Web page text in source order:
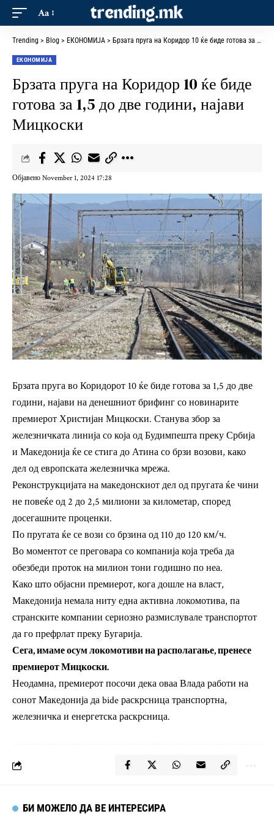
Aa
Trending > Blog > ЕКОНОМИЈА > Брзата пруга на Коридор 10 ќе биде готова за 1,5 до две години, најави Мицкоски
ЕКОНОМИЈА
Брзата пруга на Коридор 10 ќе биде
готова за 1,5 до две години, најави
Мицкоски
Објавено November 1, 2024 17:28
Брзата пруга во Коридорот 10 ќе биде готова за 1,5 до две
години, најави на денешниот брифинг со новинарите
премиерот Христијан Мицкоски. Станува збор за
железничката линија со која од Будимпешта преку Србија
и Македонија ќе се стига до Атина со брзи возови, како
дел од европската железничка мрежа.
Реконструкцијата на македонскиот дел од пругата ќе чини
не повеќе од 2 до 2,5 милиони за километар, според
досегашните проценки.
По пругата ќе се вози со брзина од 110 до 120 км/ч.
Во моментот се преговара со компанија која треба да
обезбеди проток на милион тони годишно по неа.
Како што објасни премиерот, кога дошле на власт,
Македонија немала ниту една активна локомотива, па
странските компании сериозно размислувале транспортот
да го префрлат преку Бугарија.
Сега, имаме осум локомотиви на располагање, пренесе
премиерот Мицкоски.
Неодамна, премиерот посочи дека оваа Влада работи на
сонот Македонија да bide раскрсница транспортна,
железничка и енергетска раскрсница.
БИ МОЖЕЛО ДА ВЕ ИНТЕРЕСИРА